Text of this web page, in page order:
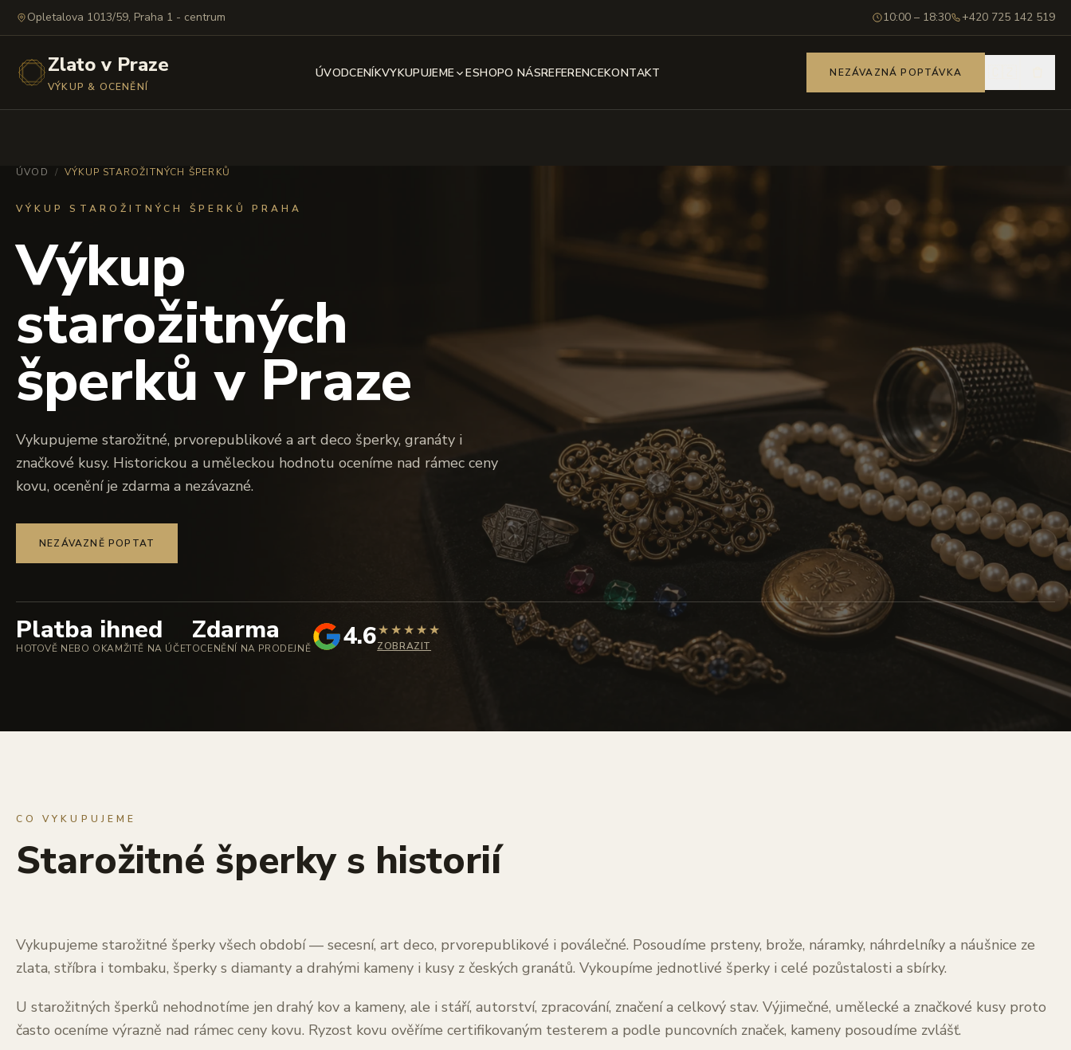
Opletalova 1013/59, Praha 1 - centrum 10:00 – 18:30 +420 725 142 519
Zlato v Praze
VÝKUP & OCENĚNÍ
ÚVODCENÍKVYKUPUJEME ESHOPO NÁSREFERENCEKONTAKT NEZÁVAZNÁ POPTÁVKA
ÚVOD / VÝKUP STAROŽITNÝCH ŠPERKŮ
VÝKUP STAROŽITNÝCH ŠPERKŮ PRAHA
Výkup
starožitných
šperků v Praze
Vykupujeme starožitné, prvorepublikové a art deco šperky, granáty i
značkové kusy. Historickou a uměleckou hodnotu oceníme nad rámec ceny
kovu, ocenění je zdarma a nezávazné.
NEZÁVAZNĚ POPTAT
Platba ihned
HOTOVĚ NEBO OKAMŽITĚ NA ÚČET
Zdarma
OCENĚNÍ NA PRODEJNĚ 4.6★★★★★
ZOBRAZIT
CO VYKUPUJEME
Starožitné šperky s historií
Vykupujeme starožitné šperky všech období — secesní, art deco, prvorepublikové i poválečné. Posoudíme prsteny, brože, náramky, náhrdelníky a náušnice ze
zlata, stříbra i tombaku, šperky s diamanty a drahými kameny i kusy z českých granátů. Vykoupíme jednotlivé šperky i celé pozůstalosti a sbírky.
U starožitných šperků nehodnotíme jen drahý kov a kameny, ale i stáří, autorství, zpracování, značení a celkový stav. Výjimečné, umělecké a značkové kusy proto
často oceníme výrazně nad rámec ceny kovu. Ryzost kovu ověříme certifikovaným testerem a podle puncovních značek, kameny posoudíme zvlášť.